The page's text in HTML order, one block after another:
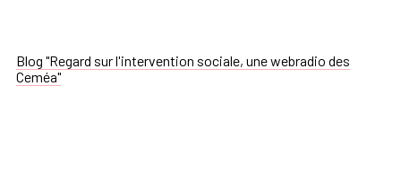
Blog "Regard sur l'intervention sociale, une webradio des
Ceméa"